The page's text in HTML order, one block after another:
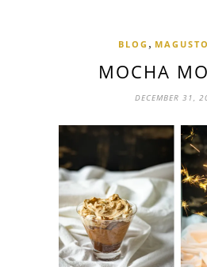
BLOG ,
MOCHA
DECEMBER 31,